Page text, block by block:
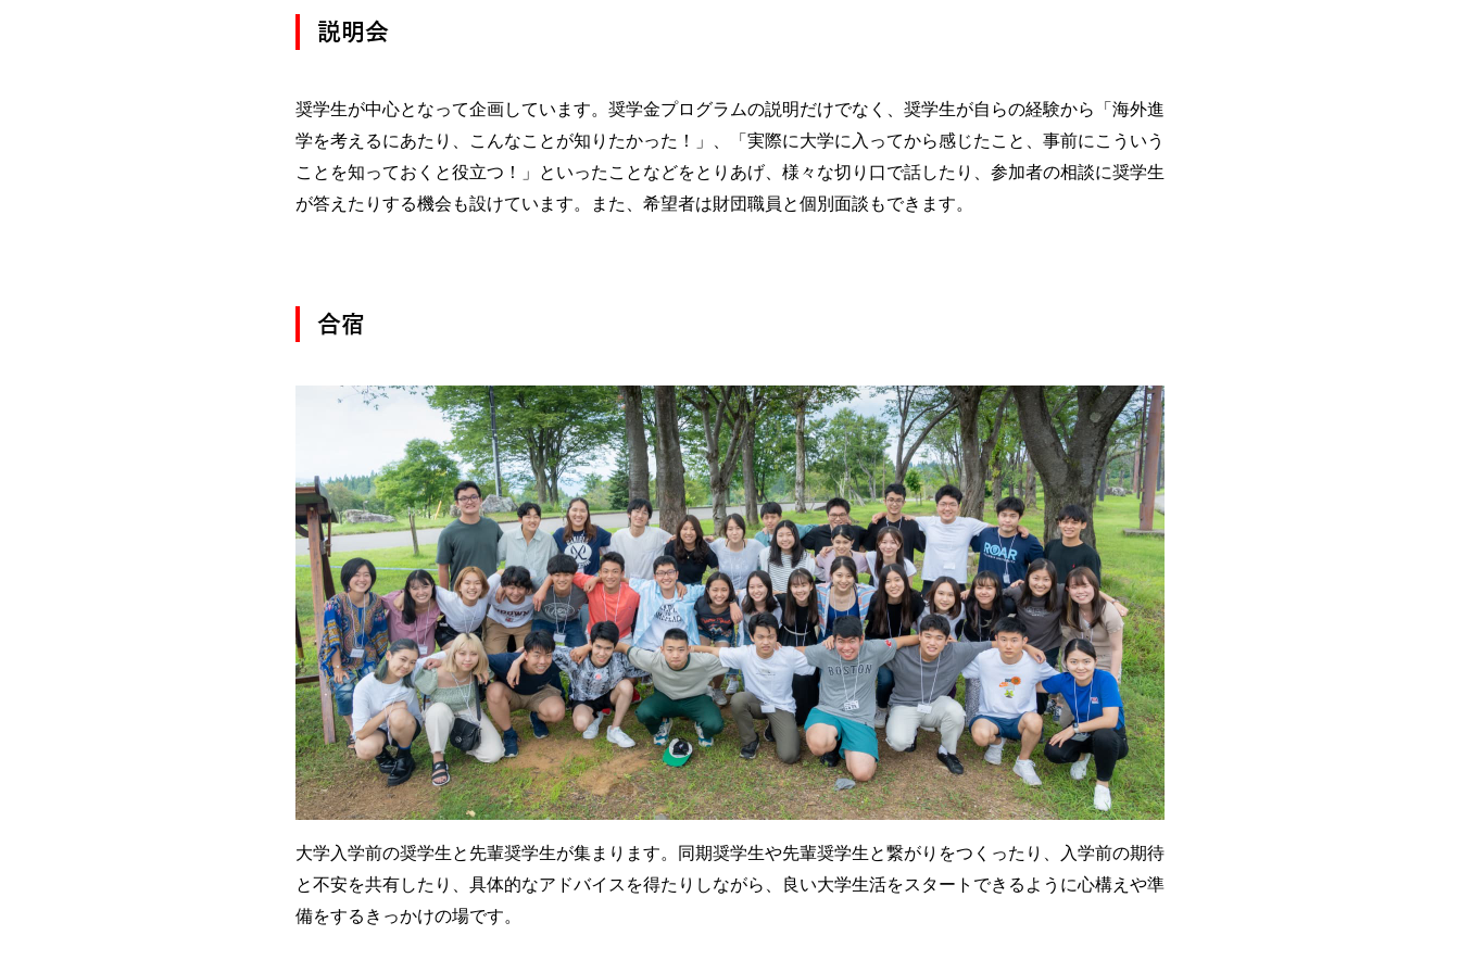
説明会
奨学生が中心となって企画しています。奨学金プログラムの説明だけでなく、奨学生が自らの経験から「海外進
学を考えるにあたり、こんなことが知りたかった！」、「実際に大学に入ってから感じたこと、事前にこういう
ことを知っておくと役立つ！」といったことなどをとりあげ、様々な切り口で話したり、参加者の相談に奨学生
が答えたりする機会も設けています。また、希望者は財団職員と個別面談もできます。
合宿
大学入学前の奨学生と先輩奨学生が集まります。同期奨学生や先輩奨学生と繋がりをつくったり、入学前の期待
と不安を共有したり、具体的なアドバイスを得たりしながら、良い大学生活をスタートできるように心構えや準
備をするきっかけの場です。